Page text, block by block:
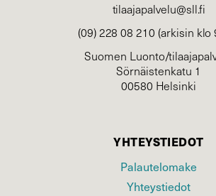
tilaajapalvelu@sll.fi
(09) 228 08 210 (arkisin klo
Suomen Luonto/
Sörnäistenkatu 1
00580 Helsinki
YHTEYSTIEDOT
Palautelomake
Yhteystiedot